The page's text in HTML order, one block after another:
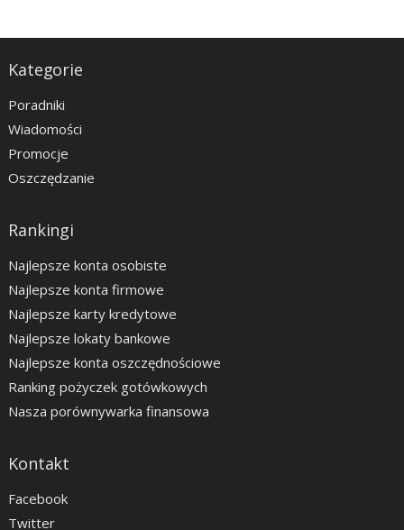
Kategorie
Poradniki
Wiadomości
Promocje
Oszczędzanie
Rankingi
Najlepsze konta osobiste
Najlepsze konta firmowe
Najlepsze karty kredytowe
Najlepsze lokaty bankowe
Najlepsze konta oszczędnościowe
Ranking pożyczek gotówkowych
Nasza porównywarka finansowa
Kontakt
Facebook
Twitter